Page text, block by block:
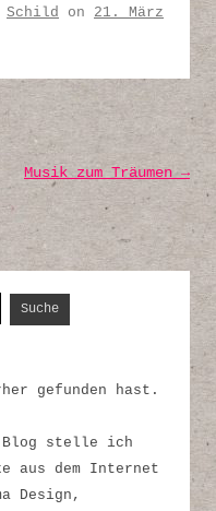
Schild on 21. März
Musik zum Träumen→
gefunden hast.
Blog stelle ich
aus dem Internet
Design,